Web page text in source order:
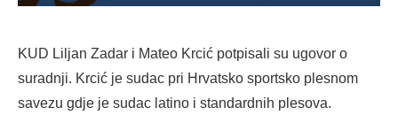
KUD Liljan Zadar i Mateo Krcić potpisali su ugovor o
suradnji. Krcić je sudac pri Hrvatsko sportsko plesnom
savezu gdje je sudac latino i standardnih plesova.